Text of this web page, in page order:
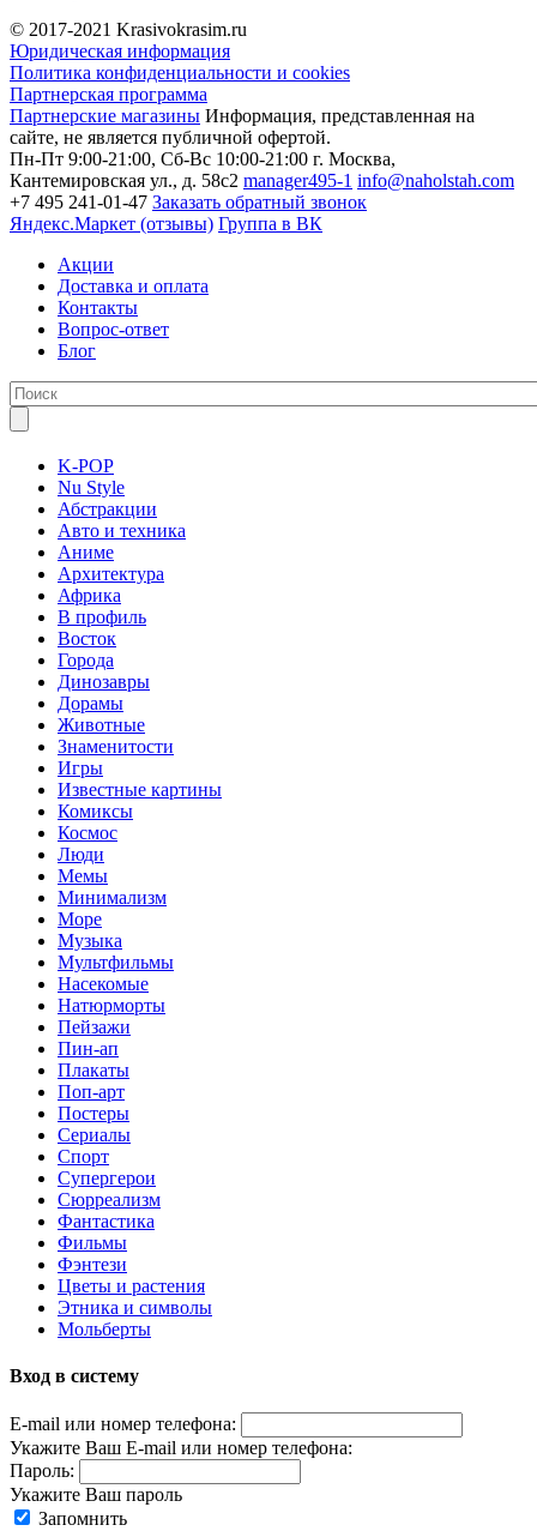
© 2017-2021 Krasivokrasim.ru
Юридическая информация
Политика конфиденциальности и cookies
Партнерская программа
Партнерские магазины Информация, представленная на
сайте, не является публичной офертой.
Пн-Пт 9:00-21:00, Сб-Вс 10:00-21:00 г. Москва,
Кантемировская ул., д. 58с2 manager495-1 info@naholstah.com
+7 495 241-01-47 Заказать обратный звонок
Яндекс.Маркет (отзывы) Группа в ВК
Акции
Доставка и оплата
Контакты
Вопрос-ответ
Блог
K-POP
Nu Style
Абстракции
Авто и техника
Аниме
Архитектура
Африка
В профиль
Восток
Города
Динозавры
Дорамы
Животные
Знаменитости
Игры
Известные картины
Комиксы
Космос
Люди
Мемы
Минимализм
Море
Музыка
Мультфильмы
Насекомые
Натюрморты
Пейзажи
Пин-ап
Плакаты
Поп-арт
Постеры
Сериалы
Спорт
Супергерои
Сюрреализм
Фантастика
Фильмы
Фэнтези
Цветы и растения
Этника и символы
Мольберты
Вход в систему
E-mail или номер телефона:
Укажите Ваш E-mail или номер телефона:
Пароль:
Укажите Ваш пароль
Запомнить